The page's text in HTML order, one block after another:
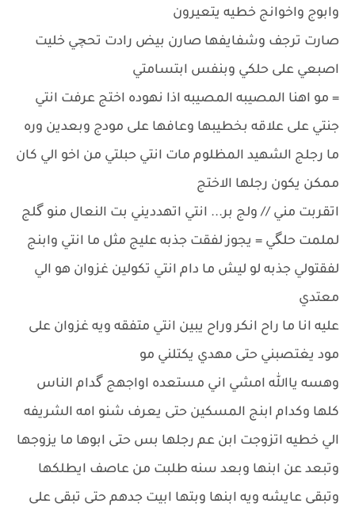
وابوج واخوانج خطيه يتعيرون
صارت ترجف وشفايفها صارن بيض رادت تحچي خليت
اصبعي على حلكي وبنفس ابتسامتي
= مو اهنا المصيبه المصيبه اذا نهوده اختج عرفت انتي
جنتي على علاقه بخطيبها وعافها على مودج وبعدين وره
ما رجلج الشهيد المظلوم مات انتي حبلتي من اخو الي كان
ممكن يكون رجلها الاختج
اتقربت مني // ولج بر... انتي اتهدديني بت النعال منو گلج
لملمت حلگي = يجوز لفقت جذبه عليج مثل ما انتي وابنج
لفقتولي جذبه لو ليش ما دام انتي تكولين غزوان هو الي
معتدي
عليه انا ما راح انكر وراح يبين انتي متفقه ويه غزوان على
مود يغتصبني حتى مهدي يكتلني مو
وهسه ياالله امشي اني مستعده اواجهج گدام الناس
كلها وكدام ابنج المسكين حتى يعرف شنو امه الشريفه
الي خطيه اتزوجت ابن عم رجلها بس حتى ابوها ما يزوجها
وتبعد عن ابنها وبعد سنه طلبت من عاصف ايطلكها
وتبقى عايشه ويه ابنها وبتها ابيت جدهم حتى تبقى على